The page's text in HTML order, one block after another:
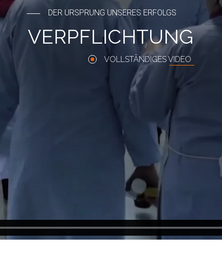
VOLLSTÄNDIGES VIDEO
DER URSPRUNG UNSERES ERFOLGS
VERPFLICHTUNG